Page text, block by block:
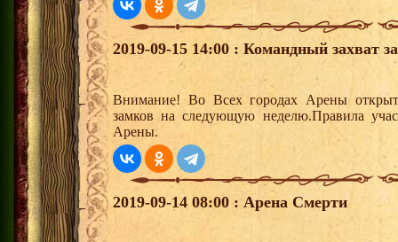
2019-09-15 14:00 : Командный захват
Внимание! Во Всех городах Арены
замков на следующую неделю.Правила
Арены.
2019-09-14 08:00 : Арена Смерти